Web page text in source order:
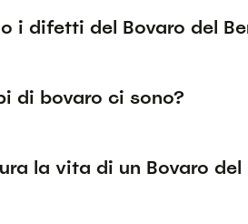
i difetti del Bovaro del
di bovaro ci sono?
la vita di un Bovaro del